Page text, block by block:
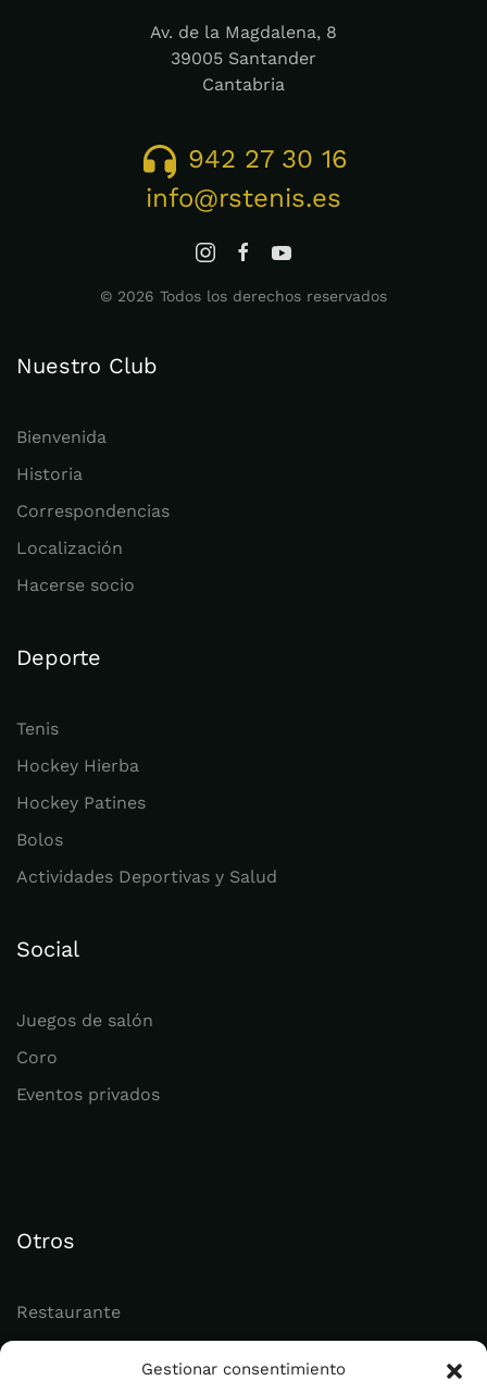
Gestionar consentimiento
Av. de la Magdalena, 8
39005 Santander
Cantabria
942 27 30 16
info@rstenis.es
© 2026 Todos los derechos reservados
Nuestro Club
Bienvenida
Historia
Correspondencias
Localización
Hacerse socio
Deporte
Tenis
Hockey Hierba
Hockey Patines
Bolos
Actividades Deportivas y Salud
Social
Juegos de salón
Coro
Eventos privados
Otros
Restaurante